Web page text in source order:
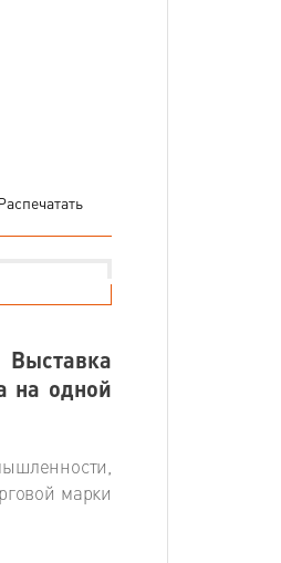
на одной
марки